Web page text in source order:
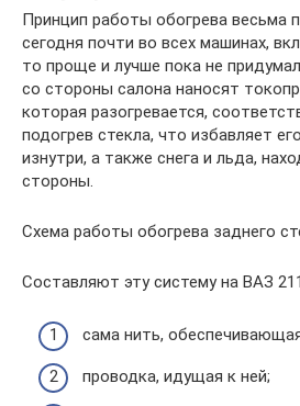
Принцип работы обогрева весьма
сегодня почти во всех машинах,
то проще и лучше пока не
со стороны салона наносят
которая разогревается,
подогрев стекла, что избавляет
изнутри, а также снега и льда,
стороны.
Схема работы обогрева заднего
Составляют эту систему на ВАЗ
сама нить,
проводка, идущая к ней;